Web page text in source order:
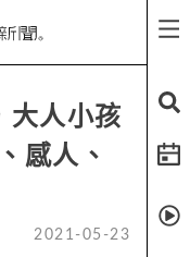
人小孩
感人、
2021-05-23